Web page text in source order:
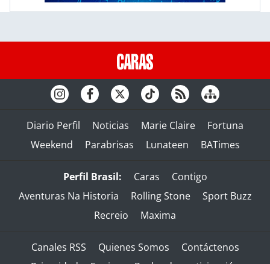
Diario Perfil Noticias Marie Claire
Fortuna
Weekend
Parabrisas Lunateen BATimes
Perfil Brasil: Caras
Contigo
Aventuras Na Historia
Rolling Stone
Sport Buzz
Recreio
Maxima
Canales RSS Quienes Somos
Contáctenos